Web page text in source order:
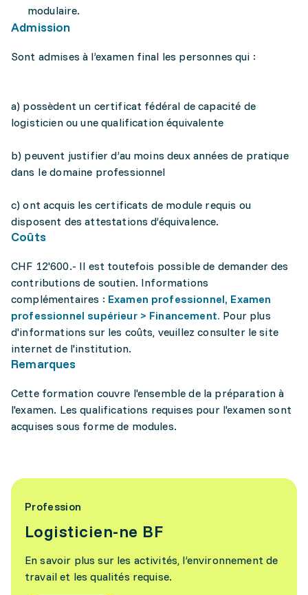
modulaire.
Admission
Sont admises à l’examen final les personnes qui :
a) possèdent un certificat fédéral de capacité de
logisticien ou une qualification équivalente
b) peuvent justifier d’au moins deux années de pratique
dans Ie domaine professionnel
c) ont acquis les certificats de module requis ou
disposent des attestations d’équivalence.
Coûts
CHF 12'600.- Il est toutefois possible de demander des
contributions de soutien. Informations
complémentaires : Examen professionnel, Examen
professionnel supérieur > Financement. Pour plus
d'informations sur les coûts, veuillez consulter le site
internet de l'institution.
Remarques
Cette formation couvre l'ensemble de la préparation à
l'examen. Les qualifications requises pour l'examen sont
acquises sous forme de modules.
Profession
Logisticien-ne BF
En savoir plus sur les activités, l’environnement de
travail et les qualités requise.